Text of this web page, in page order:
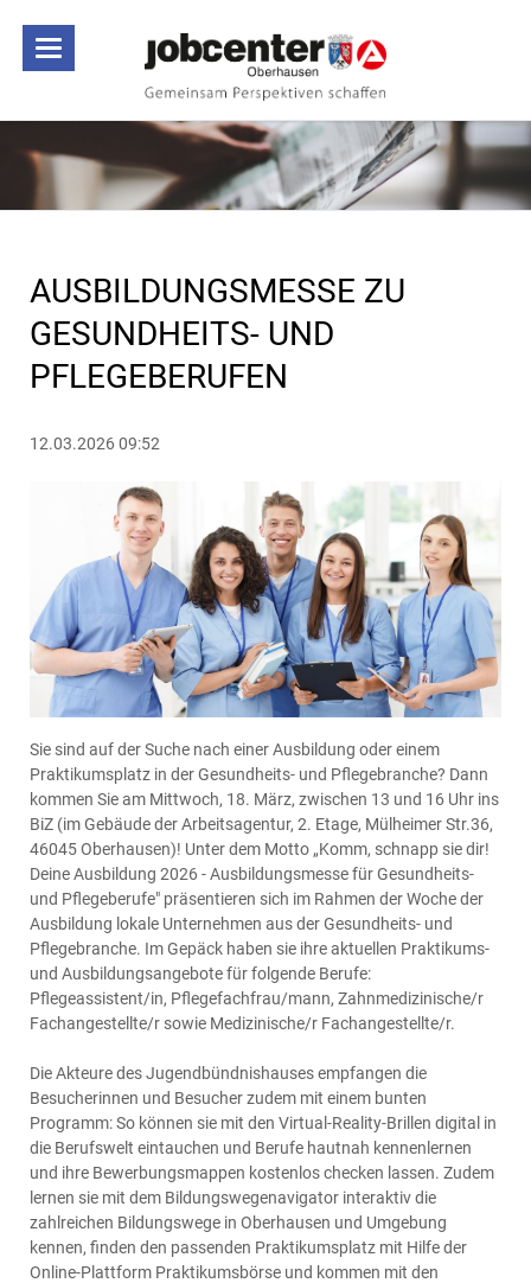
AUSBILDUNGSMESSE ZU
GESUNDHEITS- UND
PFLEGEBERUFEN
12.03.2026 09:52
Sie sind auf der Suche nach einer Ausbildung oder einem
Praktikumsplatz in der Gesundheits- und Pflegebranche? Dann
kommen Sie am Mittwoch, 18. März, zwischen 13 und 16 Uhr ins
BiZ (im Gebäude der Arbeitsagentur, 2. Etage, Mülheimer Str.36,
46045 Oberhausen)! Unter dem Motto „Komm, schnapp sie dir!
Deine Ausbildung 2026 - Ausbildungsmesse für Gesundheits-
und Pflegeberufe" präsentieren sich im Rahmen der Woche der
Ausbildung lokale Unternehmen aus der Gesundheits- und
Pflegebranche. Im Gepäck haben sie ihre aktuellen Praktikums-
und Ausbildungsangebote für folgende Berufe:
Pflegeassistent/in, Pflegefachfrau/mann, Zahnmedizinische/r
Fachangestellte/r sowie Medizinische/r Fachangestellte/r.
Die Akteure des Jugendbündnishauses empfangen die
Besucherinnen und Besucher zudem mit einem bunten
Programm: So können sie mit den Virtual-Reality-Brillen digital in
die Berufswelt eintauchen und Berufe hautnah kennenlernen
und ihre Bewerbungsmappen kostenlos checken lassen. Zudem
lernen sie mit dem Bildungswegenavigator interaktiv die
zahlreichen Bildungswege in Oberhausen und Umgebung
kennen, finden den passenden Praktikumsplatz mit Hilfe der
Online-Plattform Praktikumsbörse und kommen mit den